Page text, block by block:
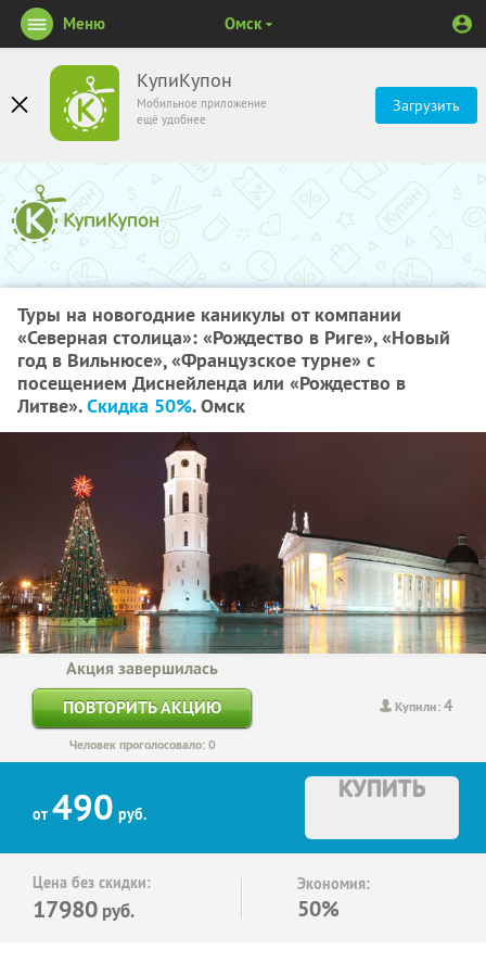
КупиКупон
Мобильное приложение
ещё удобнее
Загрузить
Меню Омск
Туры на новогодние каникулы от компании
«Северная столица»: «Рождество в Риге», «Новый
год в Вильнюсе», «Французское турне» с
посещением Диснейленда или «Рождество в
Литве».Скидка 50%. Омск
Купили:4
Акция завершилась
ПОВТОРИТЬ АКЦИЮ
Человек проголосовало: 0
от 490 руб.
КУПИТЬ
Цена без скидки:
17980 руб.
Экономия:
50%